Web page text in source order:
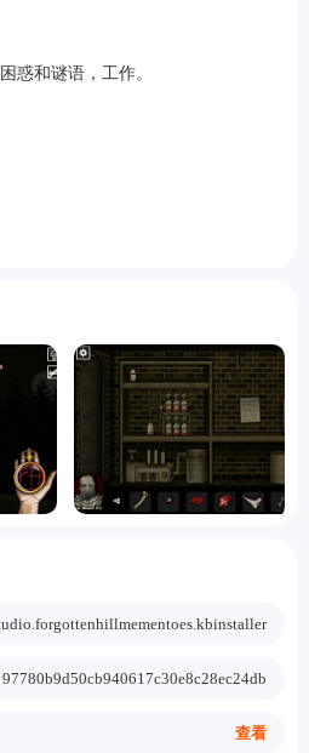
惑和谜语，工作。
97780b9d50cb940617c30e8c28ec24db
查看